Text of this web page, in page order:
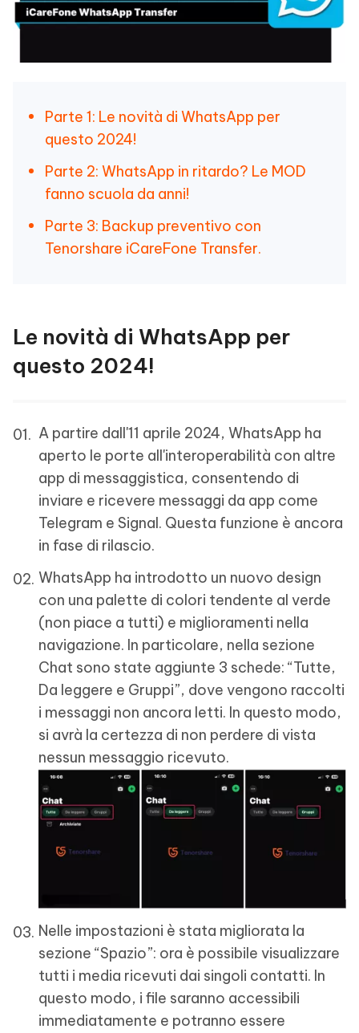
Parte 1: Le novità di WhatsApp per
questo 2024!
Parte 2: WhatsApp in ritardo? Le MOD
fanno scuola da anni!
Parte 3: Backup preventivo con
Tenorshare iCareFone Transfer.
Le novità di WhatsApp per
questo 2024!
A partire dall'11 aprile 2024, WhatsApp ha
aperto le porte all'interoperabilità con altre
app di messaggistica, consentendo di
inviare e ricevere messaggi da app come
Telegram e Signal. Questa funzione è ancora
in fase di rilascio.
WhatsApp ha introdotto un nuovo design
con una palette di colori tendente al verde
(non piace a tutti) e miglioramenti nella
navigazione. In particolare, nella sezione
Chat sono state aggiunte 3 schede: “Tutte,
Da leggere e Gruppi”, dove vengono raccolti
i messaggi non ancora letti. In questo modo,
si avrà la certezza di non perdere di vista
nessun messaggio ricevuto.
Nelle impostazioni è stata migliorata la
sezione “Spazio”: ora è possibile visualizzare
tutti i media ricevuti dai singoli contatti. In
questo modo, i file saranno accessibili
immediatamente e potranno essere